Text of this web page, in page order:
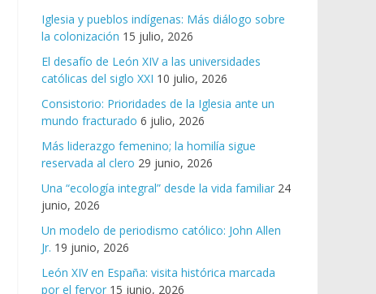
Iglesia y pueblos indígenas: Más diálogo sobre
la colonización 15 julio, 2026
El desafío de León XIV a las universidades
católicas del siglo XXI 10 julio, 2026
Consistorio: Prioridades de la Iglesia ante un
mundo fracturado 6 julio, 2026
Más liderazgo femenino; la homilía sigue
reservada al clero 29 junio, 2026
Una “ecología integral” desde la vida familiar 24
junio, 2026
Un modelo de periodismo católico: John Allen
Jr. 19 junio, 2026
León XIV en España: visita histórica marcada
por el fervor 15 junio, 2026